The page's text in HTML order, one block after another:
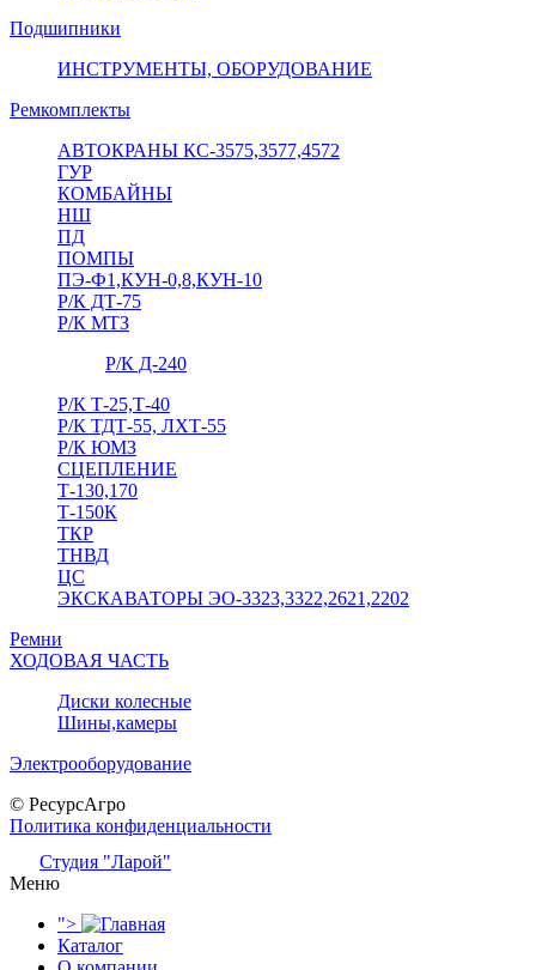
Подшипники
ИНСТРУМЕНТЫ, ОБОРУДОВАНИЕ
Ремкомплекты
АВТОКРАНЫ КС-3575,3577,4572
ГУР
КОМБАЙНЫ
НШ
ПД
ПОМПЫ
ПЭ-Ф1,КУН-0,8,КУН-10
Р/К ДТ-75
Р/К МТЗ
Р/К Д-240
Р/К Т-25,Т-40
Р/К ТДТ-55, ЛХТ-55
Р/К ЮМЗ
СЦЕПЛЕНИЕ
Т-130,170
Т-150К
ТКР
ТНВД
ЦС
ЭКСКАВАТОРЫ ЭО-3323,3322,2621,2202
Ремни
ХОДОВАЯ ЧАСТЬ
Диски колесные
Шины,камеры
Электрооборудование
© РесурсАгро
Политика конфиденциальности
Студия "Ларой"
Меню
">
Каталог